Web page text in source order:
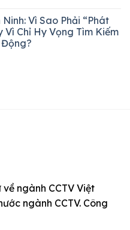
Vì Sao Phải “Phát
Vì Chỉ Hy Vọng Tìm Kiếm
Động?
ngành CCTV Việt
ngành CCTV. Công